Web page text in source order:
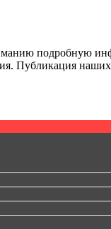
подробную
Публикация наших